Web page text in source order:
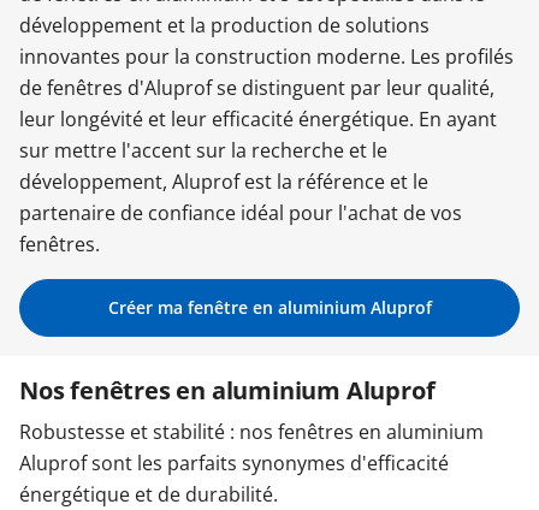
Portes d'entrée
Protections solaires
Garages & Carports
M'identifier
Conseils gratuits
développement et la production de solutions
innovantes pour la construction moderne. Les profilés
de fenêtres d'Aluprof se distinguent par leur qualité,
leur longévité et leur efficacité énergétique. En ayant
sur mettre l'accent sur la recherche et le
développement, Aluprof est la référence et le
partenaire de confiance idéal pour l'achat de vos
fenêtres.
Créer ma fenêtre en aluminium Aluprof
Nos fenêtres en aluminium Aluprof
Robustesse et stabilité : nos fenêtres en aluminium
Aluprof sont les parfaits synonymes d'efficacité
énergétique et de durabilité.